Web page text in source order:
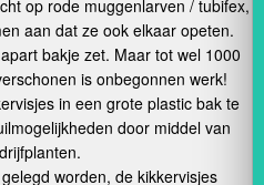
op rode muggenlarven / tubifex,
aan dat ze ook elkaar opeten.
bakje zet. Maar tot wel 1000
is onbegonnen werk!
in een grote plastic bak te
door middel van
worden, de kikkervisjes